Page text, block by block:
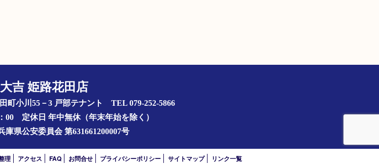
吉 姫路花田店
町小川55－3 戸部テナント TEL 079-252-5866
00 定休日 年中無休（年末年始を除く）
庫県公安委員会 第631661200007号
理 アクセス FAQ お問合せ プライバシーポリシー サイトマップ リンク一覧